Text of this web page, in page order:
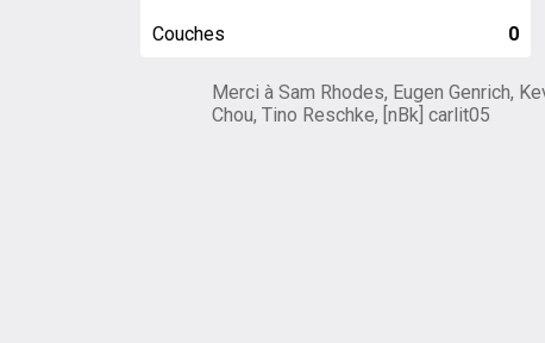
Couches 0
Merci à Sam Rhodes, Eugen Genrich,
Chou, Tino Reschke, [nBk] carlit05